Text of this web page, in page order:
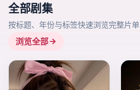
全部剧集
按标题、年份与标签快速浏览完整片单
浏览全部